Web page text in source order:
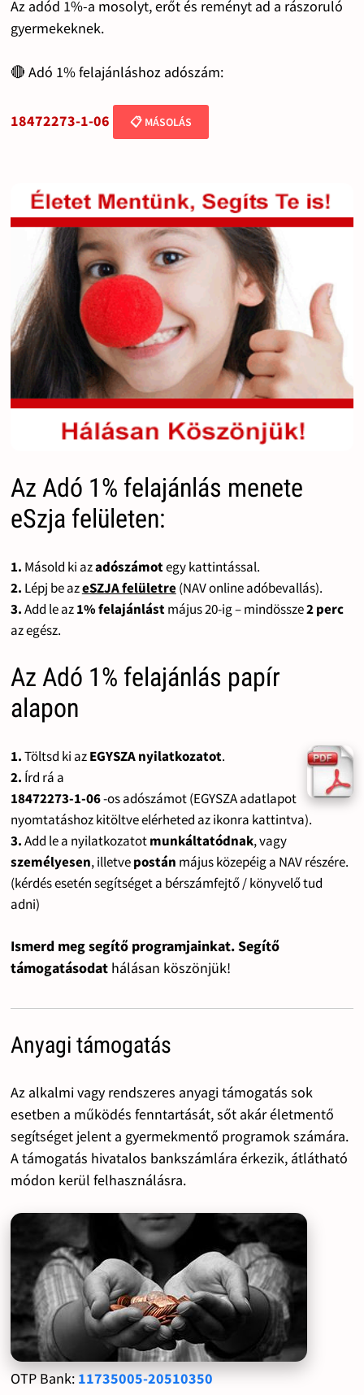
Az adód 1%-a mosolyt, erőt és reményt ad a rászoruló
gyermekeknek.
🔴 Adó 1% felajánláshoz adószám:
18472273-1-06 📋 MÁSOLÁS
Az Adó 1% felajánlás menete
eSzja felületen:
1. Másold ki azadószámotegy kattintással.
2. Lépj be azeSZJA felületre(NAV online adóbevallás).
3.Add le az1% felajánlástmájus 20-ig – mindössze2 perc
az egész.
Az Adó 1% felajánlás papír
alapon
1.Töltsd ki azEGYSZA nyilatkozatot.
2. Írd rá a
18472273-1-06-os adószámot (EGYSZA adatlapot
nyomtatáshoz kitöltve elérheted az ikonra kattintva).
3.Add le a nyilatkozatotmunkáltatódnak, vagy
személyesen, illetvepostán május közepéig a NAV részére.
(kérdés esetén segítséget a bérszámfejtő / könyvelő tud
adni)
Ismerd meg segítő programjainkat. Segítő
támogatásodat hálásan köszönjük!
Anyagi támogatás
Az alkalmi vagy rendszeres anyagi támogatás sok
esetben a működés fenntartását, sőt akár életmentő
segítséget jelent a gyermekmentő programok számára.
A támogatás hivatalos bankszámlára érkezik, átlátható
módon kerül felhasználásra.
OTP Bank: 11735005-20510350